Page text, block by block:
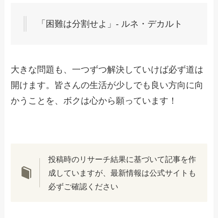
「困難は分割せよ」- ルネ・デカルト
大きな問題も、一つずつ解決していけば必ず道は
開けます。皆さんの生活が少しでも良い方向に向
かうことを、ボクは心から願っています！
投稿時のリサーチ結果に基づいて記事を作
成していますが、最新情報は公式サイトも
必ずご確認ください